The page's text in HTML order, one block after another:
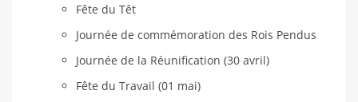
Fête du Têt
Journée de commémoration des Rois Pendus
Journée de la Réunification (30 avril)
Fête du Travail (01 mai)